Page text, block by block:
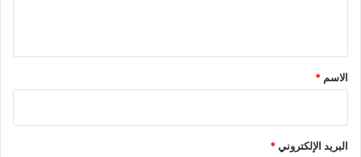
*
الاسم *
البريد الإلكتروني*